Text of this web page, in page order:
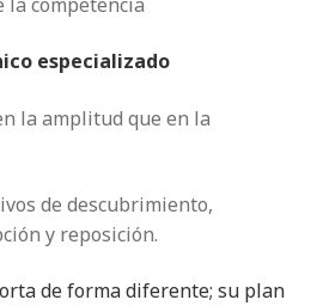
especializado
la amplitud que en la
de descubrimiento,
y reposición.
de forma diferente; su plan